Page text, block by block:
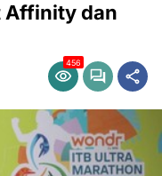
Affinity dan
456